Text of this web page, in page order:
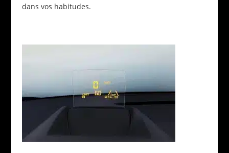
dans vos habitudes.